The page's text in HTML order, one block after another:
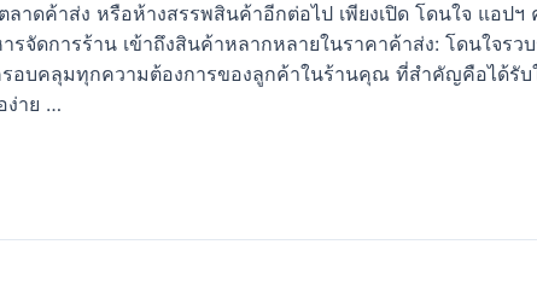
ตลาดค้าส่ง หรือห้างสรรพสินค้าอีกต่อไป เพียงเปิด โดนใจ แอ
รจัดการร้าน เข้าถึงสินค้าหลากหลายในราคาค้าส่ง: โดนใจร
บคลุมทุกความต้องการของลูกค้าในร้านคุณ ที่สำคัญคือได้รับ
ง่าย …